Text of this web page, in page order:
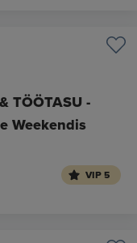
TÖÖTASU -
Weekendis
VIP 5